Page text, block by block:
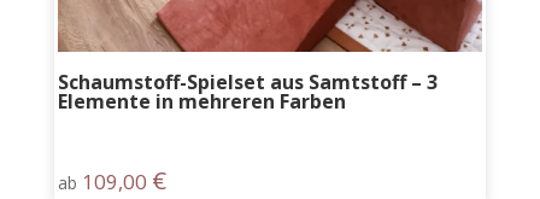
Schaumstoff-Spielset aus Samtstoff – 3
Elemente in mehreren Farben
ab 109,00 €